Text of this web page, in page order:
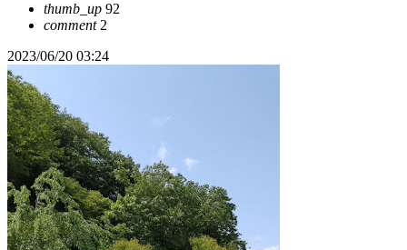
thumb_up 92
comment2
2023/06/20 03:24